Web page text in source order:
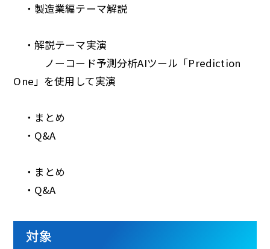
・製造業編テーマ解説
・解説テーマ実演
ノーコード予測分析AIツール「Prediction
One」を使用して実演
・まとめ
・Q&A
・まとめ
・Q&A
対象